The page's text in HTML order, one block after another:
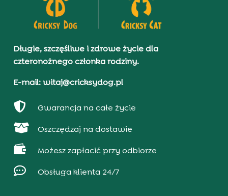
Długie, szczęśliwe i zdrowe życie dla
czteronożnego członka rodziny.
E-mail: witaj@cricksydog.pl
 Gwarancja na całe życie
 Oszczędzaj na dostawie
 Możesz zapłacić przy odbiorze
 Obsługa klienta 24/7